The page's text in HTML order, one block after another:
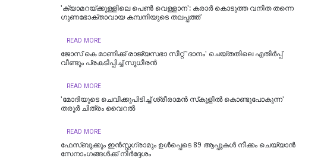
'ക്യാമറയ്ക്കുള്ളിലെ പെൺ വെള്ളാന': കരാർ കൊടുത്ത വനിത തന്നെ
ഗുണഭോക്താവായ കമ്പനിയുടെ തലപ്പത്ത്
READ MORE
ജോസ് കെ മാണിക്ക് രാജ്യസഭാ സീറ്റ് 'ദാനം' ചെയ്തതിലെ എതിര്‍പ്പ്
വീണ്ടും പ്രകടിപ്പിച്ച് സുധീരന്‍
READ MORE
'മോദിയുടെ ചെവിക്കുപിടിച്ച്‌​ ശ്രീരാമന്‍ സ്​കൂളില്‍ കൊണ്ടുപോകുന്ന'
തരൂര്‍ ചിത്രം വൈറല്‍
READ MORE
ഫേസ്ബുക്കും ഇന്‍സ്റ്റഗ്രാമും ഉള്‍പ്പെടെ 89 ആപ്പുകള്‍ നീക്കം ചെയ്യാന്‍
സേനാംഗങ്ങള്‍ക്ക് നിര്‍ദ്ദേശം